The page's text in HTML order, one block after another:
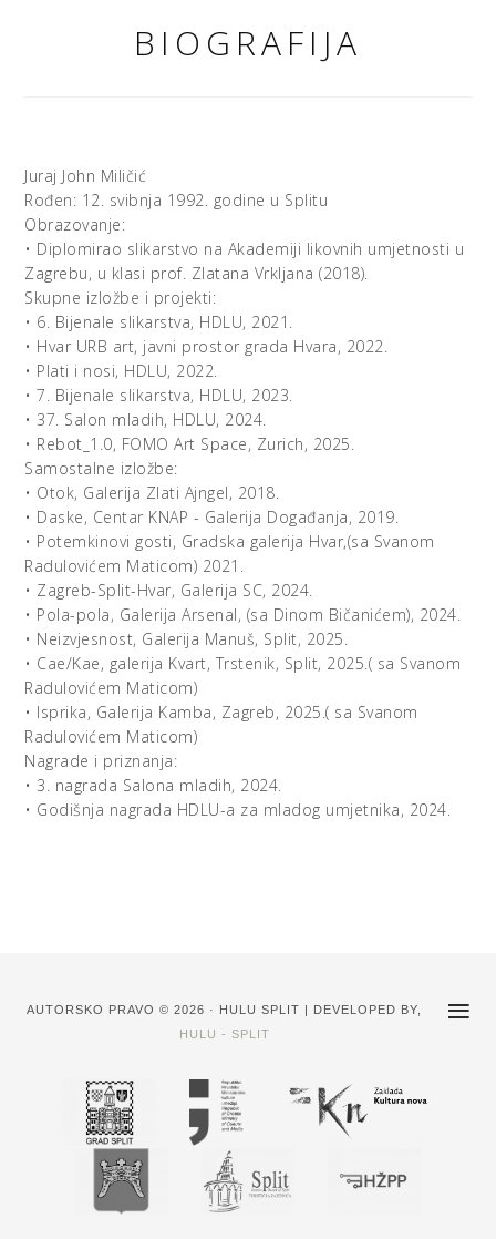
BIOGRAFIJA
Juraj John Miličić
Rođen: 12. svibnja 1992. godine u Splitu
Obrazovanje:
• Diplomirao slikarstvo na Akademiji likovnih umjetnosti u
Zagrebu, u klasi prof. Zlatana Vrkljana (2018).
Skupne izložbe i projekti:
• 6. Bijenale slikarstva, HDLU, 2021.
• Hvar URB art, javni prostor grada Hvara, 2022.
• Plati i nosi, HDLU, 2022.
• 7. Bijenale slikarstva, HDLU, 2023.
• 37. Salon mladih, HDLU, 2024.
• Rebot_1.0, FOMO Art Space, Zurich, 2025.
Samostalne izložbe:
• Otok, Galerija Zlati Ajngel, 2018.
• Daske, Centar KNAP - Galerija Događanja, 2019.
• Potemkinovi gosti, Gradska galerija Hvar,(sa Svanom
Radulovićem Maticom) 2021.
• Zagreb-Split-Hvar, Galerija SC, 2024.
• Pola-pola, Galerija Arsenal, (sa Dinom Bičanićem), 2024.
• Neizvjesnost, Galerija Manuš, Split, 2025.
• Cae/Kae, galerija Kvart, Trstenik, Split, 2025.( sa Svanom
Radulovićem Maticom)
• Isprika, Galerija Kamba, Zagreb, 2025.( sa Svanom
Radulovićem Maticom)
Nagrade i priznanja:
• 3. nagrada Salona mladih, 2024.
• Godišnja nagrada HDLU-a za mladog umjetnika, 2024.
AUTORSKO PRAVO © 2026 · HULU SPLIT | DEVELOPED BY,
HULU - SPLIT